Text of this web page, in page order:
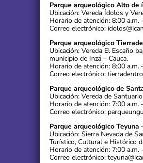
Parque arqueológico Alto de
Ubicación: Vereda Ídolos y
Horario de atención: 8:00 a.m.
Correo electrónico:
Parque arqueológico
Ubicación: Vereda El Escaño
municipio de Inzá – Cauca.
Horario de atención: 8:00 a.m.
Correo electrónico:
Parque arqueológico de
Ubicación: Vereda de
Horario de atención: 7:00 a.m.
Correo electrónico:
Parque arqueológico Teyuna
Ubicación: Sierra Nevada de
Turístico, Cultural e Histórico
Horario de atención: 7:00 a.m.
Correo electrónico: